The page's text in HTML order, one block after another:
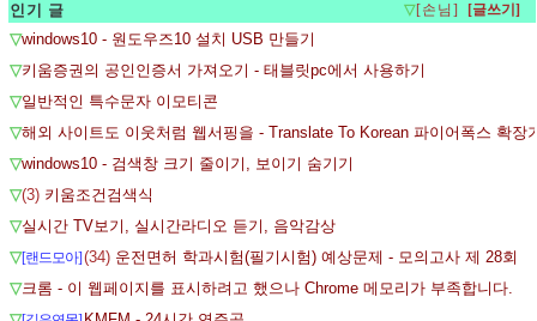
인기 글
▽[손님]
▽windows10 - 원도우즈10 설치 USB 만들기
▽키움증권의 공인인증서 가져오기 - 태블릿pc에서 사용하기
▽일반적인 특수문자 이모티콘
▽해외 사이트도 이웃처럼 웹서핑을 - Translate To Korean 파이어폭스 확장
▽windows10 - 검색창 크기 줄이기, 보이기 숨기기
▽(3) 키움조건검색식
▽실시간 TV보기, 실시간라디오 듣기, 음악감상
▽[랜드모아](34) 운전면허 학과시험(필기시험) 예상문제 - 모의고사 제 28회
▽크롬 - 이 웹페이지를 표시하려고 했으나 Chrome 메모리가 부족합니다.